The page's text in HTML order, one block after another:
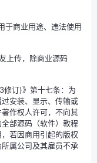
于商业用途、违法使用
上传，除商业源码
修订)》第十七条：为
安装、显示、传输或
作权人许可，不向其
部源码（软件）教程
若因商用引起的版权
属公司及其雇员不承